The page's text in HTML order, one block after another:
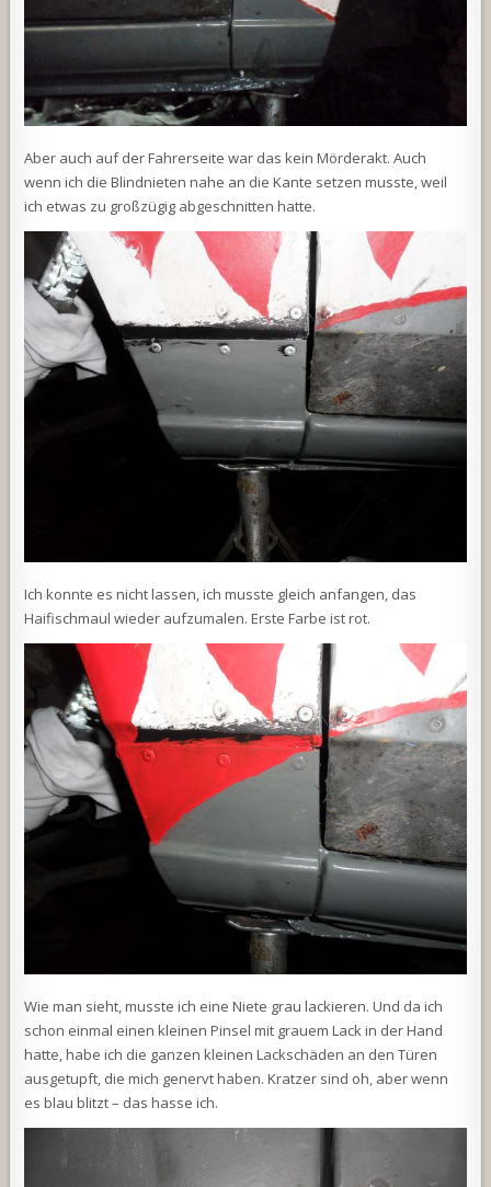
Aber auch auf der Fahrerseite war das kein Mörderakt. Auch
wenn ich die Blindnieten nahe an die Kante setzen musste, weil
ich etwas zu großzügig abgeschnitten hatte.
Ich konnte es nicht lassen, ich musste gleich anfangen, das
Haifischmaul wieder aufzumalen. Erste Farbe ist rot.
Wie man sieht, musste ich eine Niete grau lackieren. Und da ich
schon einmal einen kleinen Pinsel mit grauem Lack in der Hand
hatte, habe ich die ganzen kleinen Lackschäden an den Türen
ausgetupft, die mich genervt haben. Kratzer sind oh, aber wenn
es blau blitzt – das hasse ich.